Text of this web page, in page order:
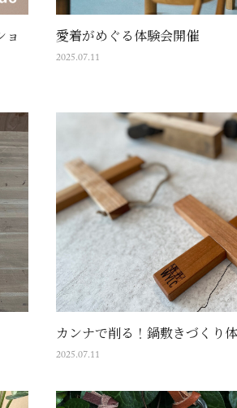
ョ
愛着がめぐる体験会開催
2025.07.11
カンナで削る！鍋敷きづくり
2025.07.11